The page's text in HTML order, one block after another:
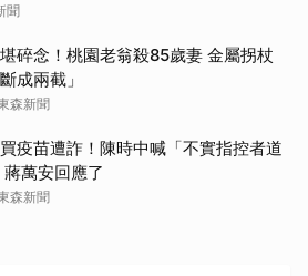
聞
碎念！桃園老翁殺85歲妻 金屬拐杖
斷成兩截」
森新聞
疫苗遭詐！陳時中喊「不實指控者道
萬安回應了
森新聞